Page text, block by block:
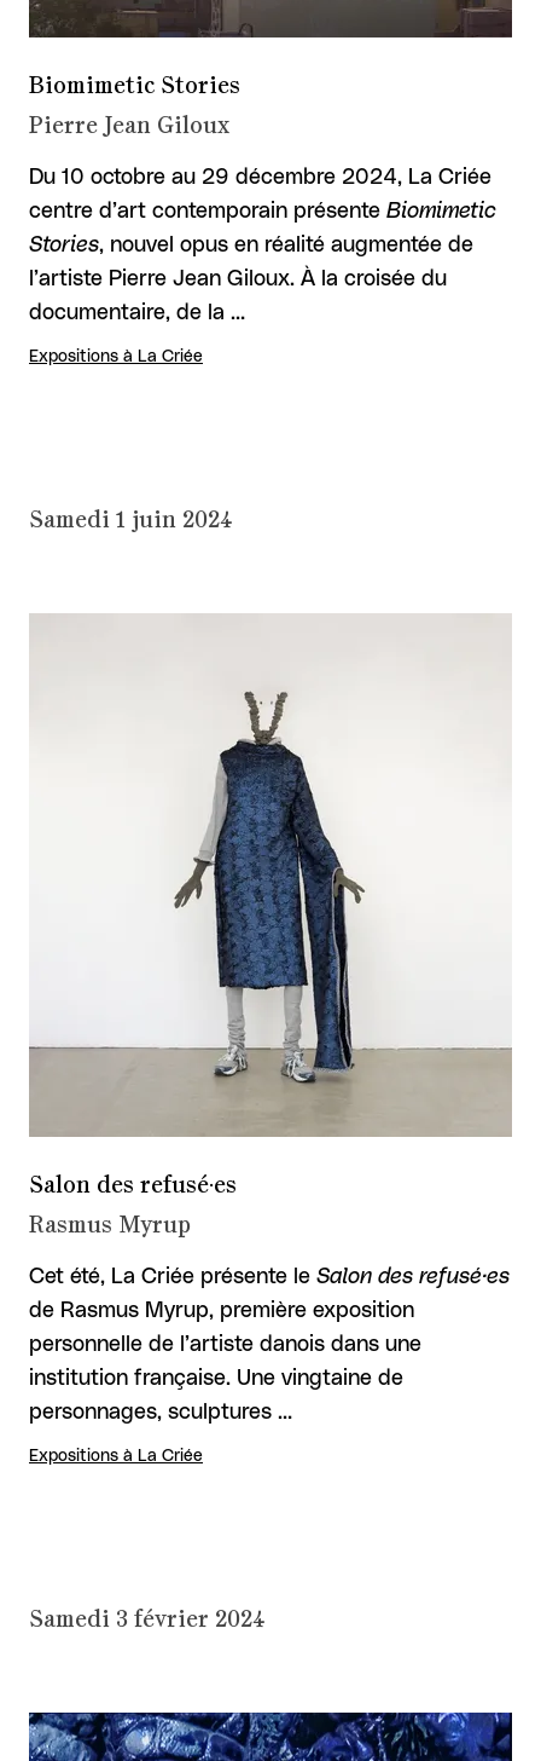
Biomimetic Stories
Pierre Jean Giloux
Du 10 octobre au 29 décembre 2024, La Criée
centre d’art contemporain présente Biomimetic
Stories, nouvel opus en réalité augmentée de
l’artiste Pierre Jean Giloux. À la croisée du
documentaire, de la …
Expositions à La Criée
Samedi 1 juin 2024
Salon des refusé·es
Rasmus Myrup
Cet été, La Criée présente le Salon des refusé·es
de Rasmus Myrup, première exposition
personnelle de l’artiste danois dans une
institution française. Une vingtaine de
personnages, sculptures …
Expositions à La Criée
Samedi 3 février 2024